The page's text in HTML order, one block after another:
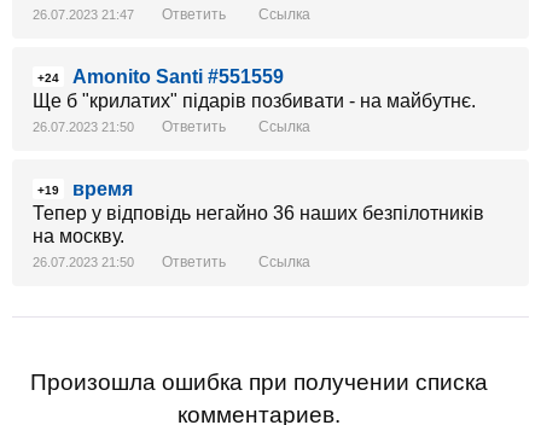
26.07.2023 21:47 Ответить Ссылка
+24
Amonito Santi #551559
Ще б "крилатих" підарів позбивати - на майбутнє.
26.07.2023 21:50 Ответить Ссылка
+19
время
Тепер у відповідь негайно 36 наших безпілотників
на москву.
26.07.2023 21:50 Ответить Ссылка
Произошла ошибка при получении списка
комментариев.